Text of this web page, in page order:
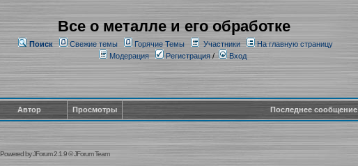
Все о металле и его обработке
Поиск Свежие темы Горячие Темы Участники
На главную страницу
Модерация
Регистрация/ Вход
Автор Просмотры Последнее сообщение
Powered byJForum 2.1.9©JForum Team